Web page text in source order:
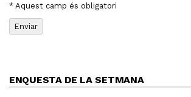
* Aquest camp és obligatori
ENQUESTA DE LA SETMANA